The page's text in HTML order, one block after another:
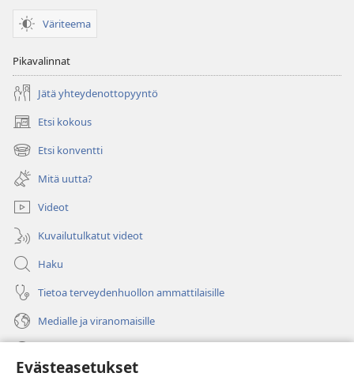
Evästeasetukset
Väriteema
Pikavalinnat
Jätä yhteydenottopyyntö
Etsi kokous
(avaa
uuden
ikkunan)
Etsi konventti
(avaa
uuden
ikkunan)
Mitä uutta?
Videot
Kuvailutulkatut videot
Haku
Tietoa terveydenhuollon ammattilaisille
Medialle ja viranomaisille